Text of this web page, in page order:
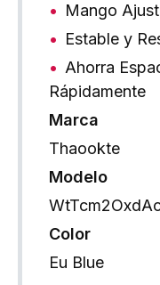
Mango
Estable y
Ahorra
Rápidamente
Marca
Thaookte
Modelo
Color
Eu Blue